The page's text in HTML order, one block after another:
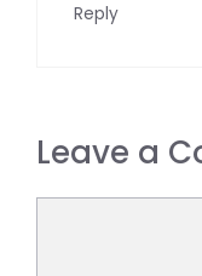
Reply
Leave a